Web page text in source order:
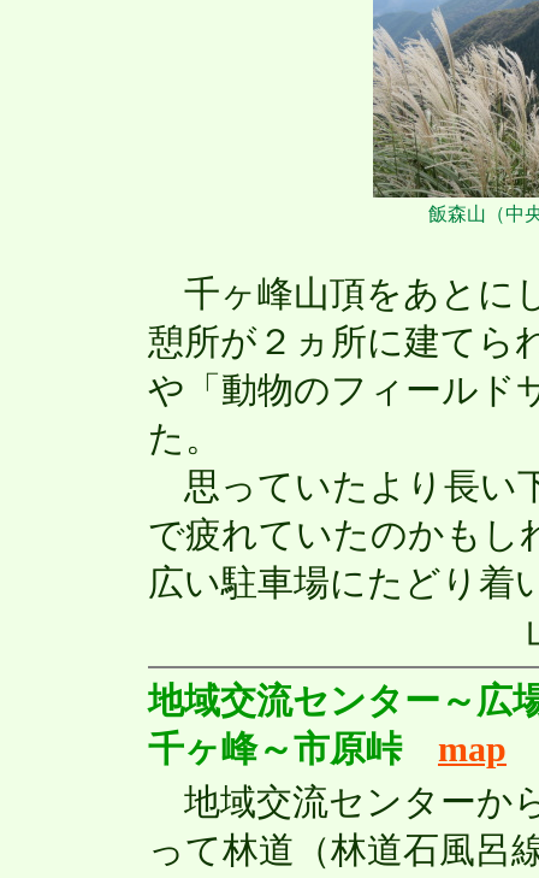
飯森山（中
千ヶ峰山頂をあとに
憩所が２ヵ所に建てら
や「動物のフィールド
た。
思っていたより長い
で疲れていたのかもし
広い駐車場にたどり着
地域交流センター～広
千ヶ峰～市原峠 map
地域交流センターか
って林道（林道石風呂